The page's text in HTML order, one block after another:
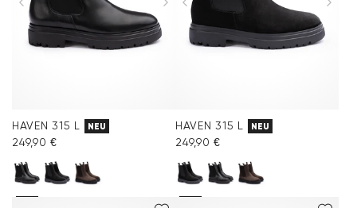
HAVEN 315 L NEU
249,90 €
HAVEN 315 L NEU
249,90 €